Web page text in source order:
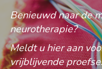
Benieuwd naar de
neurotherapie?
Meldt u hier aan
vrijblijvende